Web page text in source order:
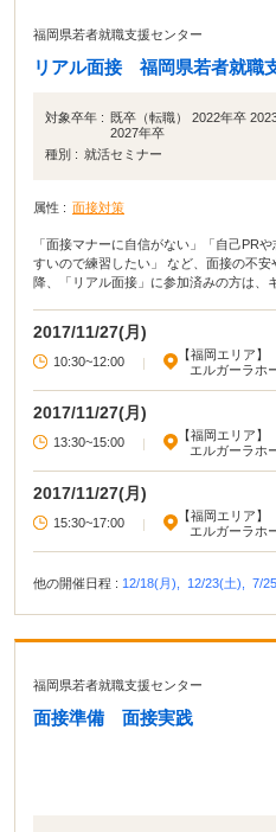
福岡県若者就職支援センター
リアル面接 福岡県若者就職
対象卒年 : 既卒（転職） 2022年卒
2027年卒
種別 : 就活セミナー
属性 : 面接対策
「面接マナーに自信がない」「自己PR
すいので練習したい」 など、面接の不
降、「リアル面接」に参加済みの方は、
2017/11/27(月)
10:30~12:00 |
【福岡エリア】
エルガーラホ
2017/11/27(月)
13:30~15:00 |
【福岡エリア】
エルガーラホ
2017/11/27(月)
15:30~17:00 |
【福岡エリア】
エルガーラホ
他の開催日程 : 12/18(月), 12/23(土), 7/
福岡県若者就職支援センター
面接準備 面接実践